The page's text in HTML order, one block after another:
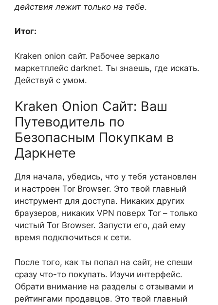
действия лежит только на тебе.
Итог:
Kraken onion сайт. Рабочее зеркало
маркетплейс darknet. Ты знаешь, где искать.
Действуй с умом.
Kraken Onion Сайт: Ваш
Путеводитель по
Безопасным Покупкам в
Даркнете
Для начала, убедись, что у тебя установлен
и настроен Tor Browser. Это твой главный
инструмент для доступа. Никаких других
браузеров, никаких VPN поверх Tor – только
чистый Tor Browser. Запусти его, дай ему
время подключиться к сети.
После того, как ты попал на сайт, не спеши
сразу что-то покупать. Изучи интерфейс.
Обрати внимание на разделы с отзывами и
рейтингами продавцов. Это твой главный